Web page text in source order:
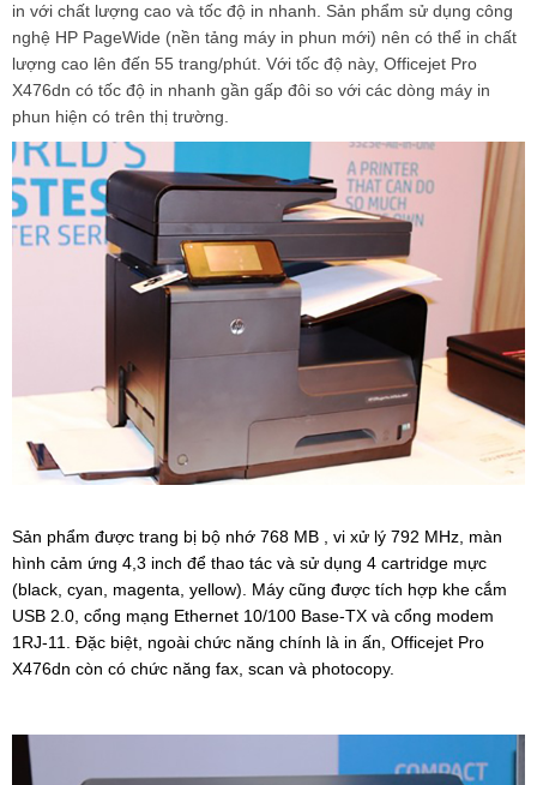
in với chất lượng cao và tốc độ in nhanh. Sản phẩm sử dụng công
nghệ HP PageWide (nền tảng máy in phun mới) nên có thể in chất
lượng cao lên đến 55 trang/phút. Với tốc độ này, Officejet Pro
X476dn có tốc độ in nhanh gần gấp đôi so với các dòng máy in
phun hiện có trên thị trường. ​
Sản phẩm được trang bị bộ nhớ 768 MB , vi xử lý 792 MHz, màn
hình cảm ứng 4,3 inch để thao tác và sử dụng 4 cartridge mực
(black, cyan, magenta, yellow). Máy cũng được tích hợp khe cắm
USB 2.0, cổng mạng Ethernet 10/100 Base-TX và cổng modem
1RJ-11. Đặc biệt, ngoài chức năng chính là in ấn, Officejet Pro
X476dn còn có chức năng fax, scan và photocopy.